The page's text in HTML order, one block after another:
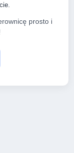
prosto i